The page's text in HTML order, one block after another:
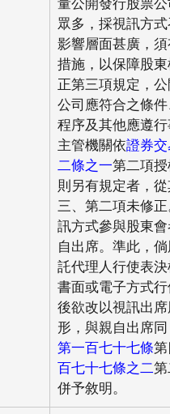
眾多，採視訊方
影響層面甚廣，
措施，以保障股
正第三項規定，
公司應符合之條
程序及其他應遵
主管機關依證券
二條之一第二項
則另有規定者，從
三、第二項未修
訊方式參與股東
自出席。準此，
託代理人行使表
書面或電子方式行
後欲改以視訊出
形，與親自出席
第一百七十七條
百七十七條之二
併予敘明。